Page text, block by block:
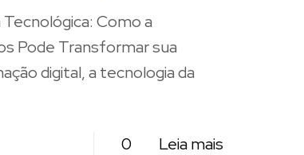
Como a
Pode Transformar sua
digital, a tecnologia da
0 Leia mais